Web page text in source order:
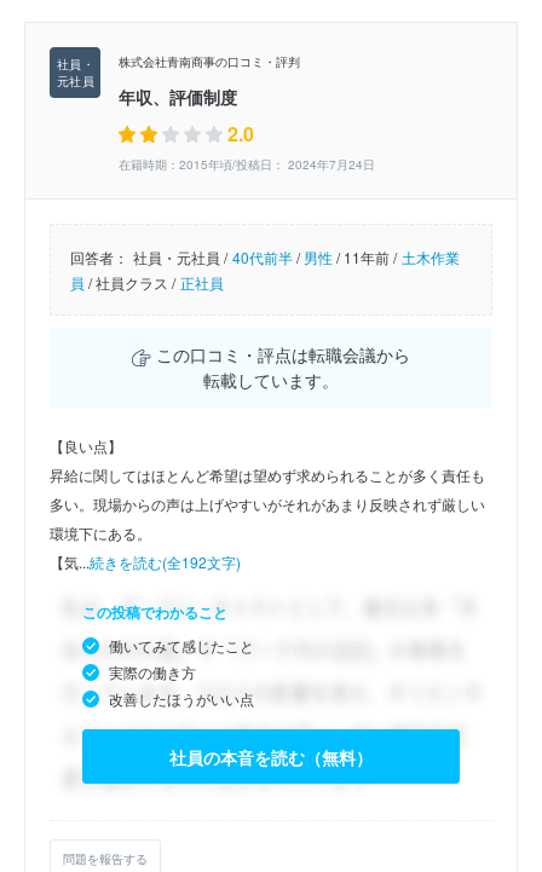
株式会社青南商事の口コミ・評判
年収、評価制度
2.0
在籍時期：2015年頃/投稿日： 2024年7月24日
回答者： 社員・元社員 / 40代前半/男性/11年前 / 土木作業
員 /社員クラス / 正社員
この口コミ・評点は転職会議から
転載しています。
【良い点】
昇給に関してはほとんど希望は望めず求められることが多く責任も
多い。現場からの声は上げやすいがそれがあまり反映されず厳しい
環境下にある。
【気...続きを読む(全192文字)
この投稿でわかること
働いてみて感じたこと
実際の働き方
改善したほうがいい点
社員の本音を読む（無料）
問題を報告する